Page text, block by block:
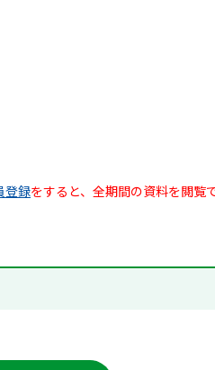
登録をすると、全期間の資料を閲覧